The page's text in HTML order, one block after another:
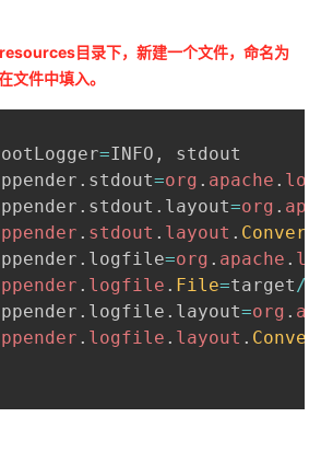
目录下，新建一个文件，命名为
件中填入。
=INFO ,
stdout
. stdout=org . apache .
. stdout . layout=org .
. stdout . layout .
. logfile=org . apache .
. logfile . File=target /
. logfile . layout=org .
. logfile . layout .